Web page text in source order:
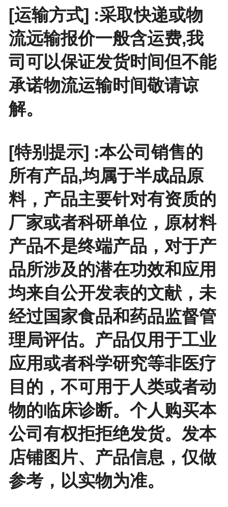
[运输方式] :采取快递或物
流远输报价一般含运费,我
司可以保证发货时间但不能
承诺物流运输时间敬请谅
解。
[特别提示] :本公司销售的
所有产品,均属于半成品原
料，产品主要针对有资质的
厂家或者科研单位，原材料
产品不是终端产品，对于产
品所涉及的潜在功效和应用
均来自公开发表的文献，未
经过国家食品和药品监督管
理局评估。产品仅用于工业
应用或者科学研究等非医疗
目的，不可用于人类或者动
物的临床诊断。个人购买本
公司有权拒拒绝发货。发本
店铺图片、产品信息，仅做
参考，以实物为准。